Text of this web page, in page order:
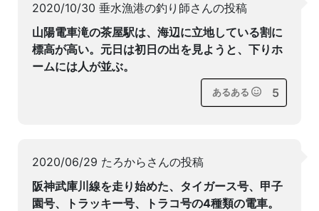
2020/10/30 垂水漁港の釣り師さんの投稿
山陽電車滝の茶屋駅は、海辺に立地している割に
標高が高い。元日は初日の出を見ようと、下りホ
ームには人が並ぶ。
あるある 5
2020/06/29 たろからさんの投稿
阪神武庫川線を走り始めた、タイガース号、甲子
園号、トラッキー号、トラコ号の4種類の電車。